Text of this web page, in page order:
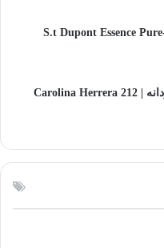
اس تی دوپونت اسنس پیور اوشن زنانه-S.t Dupont Essence Pure
تستر اورجینال ادکلن ۲۱۲ وی آی پی مردانه | Carolina Herrera 212